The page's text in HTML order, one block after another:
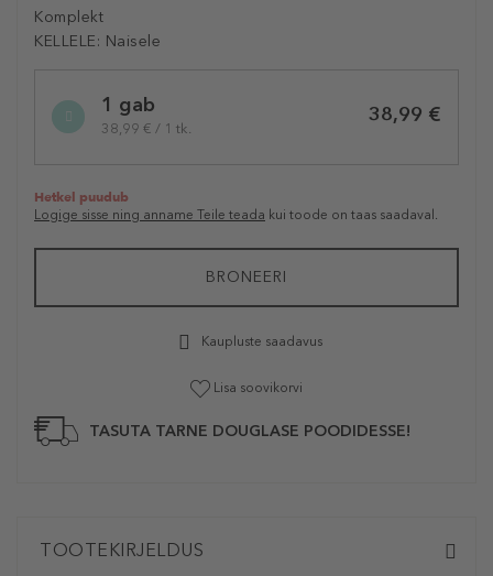
Komplekt
KELLELE: Naisele
variation1 gab
38,99 € / 1 tk.
38,99 €
Hetkel puudub
Logige sisse ning anname Teile teada kui toode on taas saadaval.
BRONEERI
Kaupluste saadavus
Lisa soovikorvi
TASUTA TARNE DOUGLASE POODIDESSE!
TOOTEKIRJELDUS